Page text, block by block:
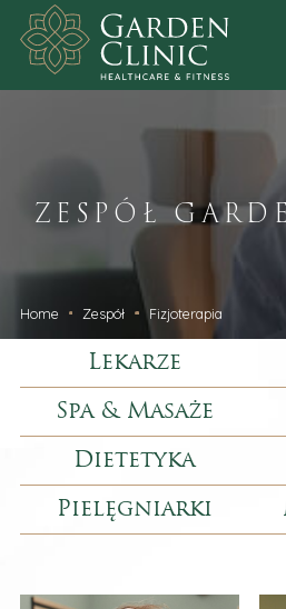
ZESPÓŁ
Home Zespół Fizjoterapia
Lekarze
Spa & Masaże
Dietetyka
Pielęgniarki